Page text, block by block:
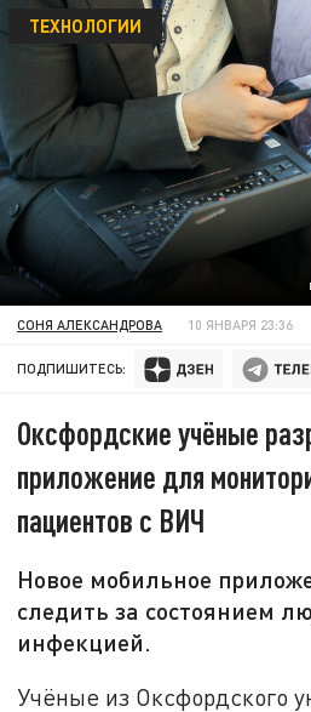
ТЕХНОЛОГИИ
СОНЯ АЛЕКСАНДРОВА 10 ЯНВАРЯ 23:36
ПОДПИШИТЕСЬ:
Оксфордские учёные
приложение для
пациентов с ВИЧ
Новое мобильное
следить за состоянием
инфекцией.
Учёные из Оксфордского